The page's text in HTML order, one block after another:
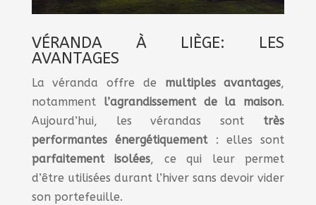
VÉRANDA À LIÈGE: LES
AVANTAGES
La véranda offre de multiples avantages,
notamment l’agrandissement de la maison.
Aujourd’hui, les vérandas sont très
performantes énergétiquement: elles sont
parfaitement isolées, ce qui leur permet
d’être utilisées durant l’hiver sans devoir vider
son portefeuille.